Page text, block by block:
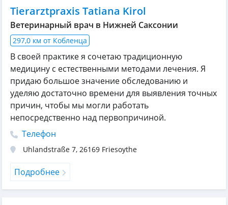
Tierarztpraxis Tatiana Kirol
Ветеринарный врач в Нижней Саксонии
297,0 км от Кобленца
В своей практике я сочетаю традиционную
медицину с естественными методами лечения. Я
придаю большое значение обследованию и
уделяю достаточно времени для выявления точных
причин, чтобы мы могли работать
непосредственно над первопричиной.
Телефон
Uhlandstraße 7, 26169 Friesoythe
Подробнее